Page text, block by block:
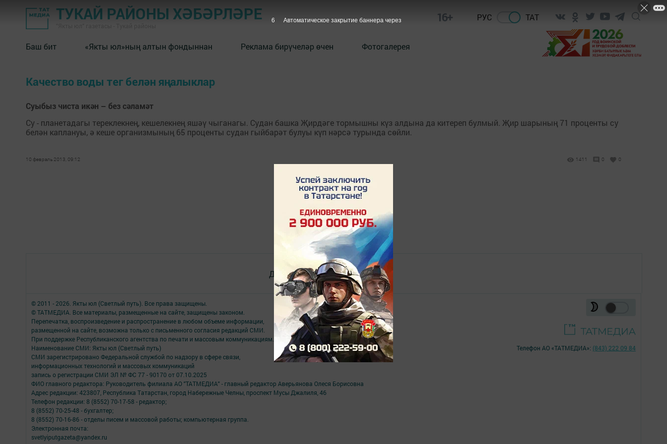
ТУКАЙ РАЙОНЫ ХӘБӘРЛӘРЕ 16+ РУС ТАТ
Баш бит «Якты юл»ның алтын фондыннан Реклама бирүчеләр өчен Фотогалерея
Качество воды тег белән яңалыклар
Суыбыз чиста икән – без сәламәт
Су - планетадагы тереклекнең, кешелекнең яшәү чыганагы. Судан башка Җирдәге тормышны күз алдына да китереп булмый. Җир шарының 71 проценты су
белән каплануы, ә кеше организмының 65 проценты судан гыйбарәт булуы күп нәрсә турында сөйли.
10 февраль 2013, 09:12 1411 0 0
Документлар Төрле темалар
© 2011 - 2026. Якты юл (Светлый путь). Все права защищены.
© ТАТМЕДИА. Все материалы, размещенные на сайте, защищены законом.
Перепечатка, воспроизведение и распространение в любом объеме информации,
размещенной на сайте, возможна только с письменного согласия редакций СМИ.
При поддержке Республиканского агентства по печати и массовым коммуникациям.
Наименование СМИ: Якты юл (Светлый путь)
СМИ зарегистрировано Федеральной службой по надзору в сфере связи,
информационных технологий и массовых коммуникаций
запись о регистрации СМИ ЭЛ № ФС 77 - 90170 от 07.10.2025
ФИО главного редактора: Руководитель филиала АО "ТАТМЕДИА" - главный редактор Аверьянова Олеся Борисовна
Адрес редакции: 423807, Республика Татарстан, город Набережные Челны, проспект Мусы Джалиля, 46
Телефон редакции: 8 (8552) 70-17-58 - редактор;
8 (8552) 70-25-48 - бухгалтер;
8 (8552) 70-16-86 - отделы писем и массовой работы; компьютерная группа.
Электронная почта:
svetlyiputgazeta@yandex.ru
Телефон АО «ТАТМЕДИА»: (843) 222 09 84
6 Автоматическое закрытие баннера через